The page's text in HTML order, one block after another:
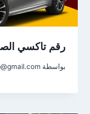
رقم تاكسي
بواسطة